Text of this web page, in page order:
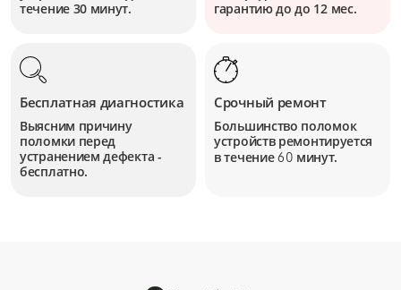
течение 30 минут.
гарантию до до 12 мес.
Бесплатная диагностика
Выясним причину
поломки перед
устранением дефекта -
бесплатно.
Срочный ремонт
Большинство поломок
устройств ремонтируется
в течение60 минут.